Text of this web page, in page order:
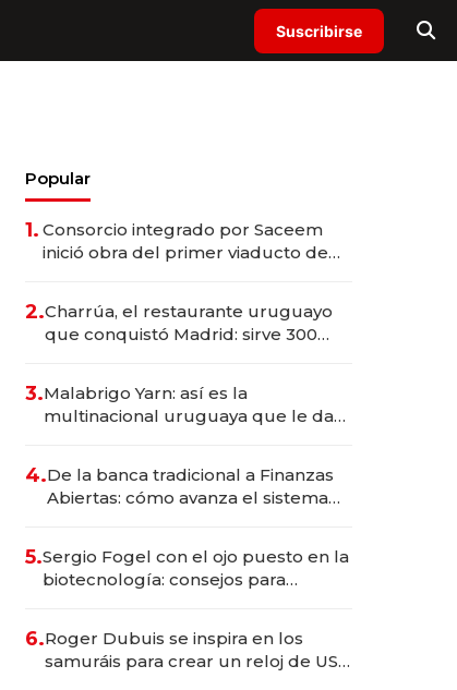
Suscribirse
Popular
1. Consorcio integrado por Saceem
inició obra del primer viaducto de
millones
2.Charrúa, el restaurante uruguayo
que conquistó Madrid: sirve 300
prepara apertura
3.Malabrigo Yarn: así es la
multinacional uruguaya que le da
4.De la banca tradicional a Finanzas
Abiertas: cómo avanza el sistema
5.Sergio Fogel con el ojo puesto en la
biotecnología: consejos para
6.Roger Dubuis se inspira en los
samuráis para crear un reloj de US$